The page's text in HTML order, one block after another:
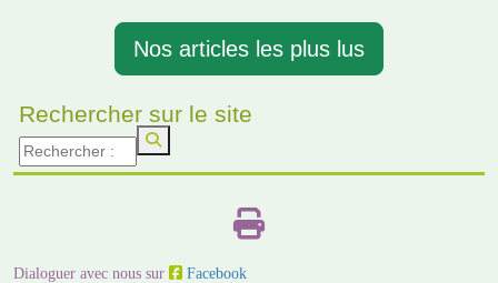
Nos articles les plus lus
Rechercher sur le site
Dialoguer avec nous sur
Facebook